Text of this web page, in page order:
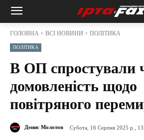
ГОЛОВНА ВСІ НОВИНИ ПОЛІТИКА
ПОЛІТИКА
В ОП спростували
домовленість щодо
повітряного
Денис Молотов Субота, 16 Серпня 2025 р.,